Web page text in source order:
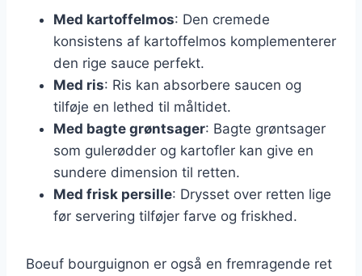
Med kartoffelmos: Den cremede
konsistens af kartoffelmos komplementerer
den rige sauce perfekt.
Med ris: Ris kan absorbere saucen og
tilføje en lethed til måltidet.
Med bagte grøntsager: Bagte grøntsager
som gulerødder og kartofler kan give en
sundere dimension til retten.
Med frisk persille: Drysset over retten lige
før servering tilføjer farve og friskhed.
Boeuf bourguignon er også en fremragende ret